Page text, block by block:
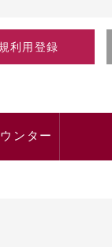
利用登録
ンター